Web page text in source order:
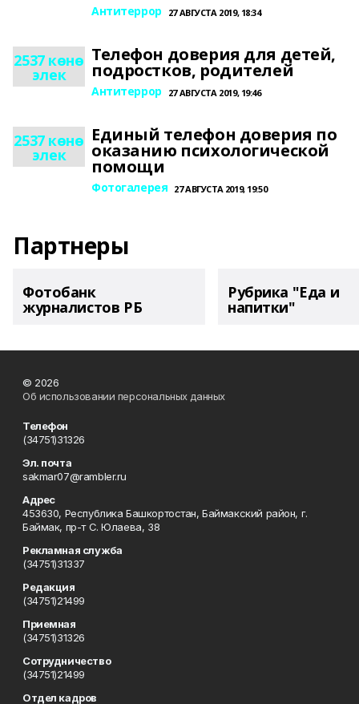
Антитеррор 27 АВГУСТА 2019, 18:34
2537 көнө
элек
Телефон доверия для детей,
подростков, родителей
Антитеррор 27 АВГУСТА 2019, 19:46
2537 көнө
элек
Единый телефон доверия по
оказанию психологической
помощи
Фотогалерея 27 АВГУСТА 2019, 19:50
Партнеры
Фотобанк
журналистов РБ
Рубрика "Еда и
напитки"
© 2026
Об использовании персональных данных
Телефон
(34751)31326
Эл. почта
sakmar07@rambler.ru
Адрес
453630, Республика Башкортостан, Баймакский район, г.
Баймак, пр-т С. Юлаева, 38
Рекламная служба
(34751)31337
Редакция
(34751)21499
Приемная
(34751)31326
Сотрудничество
(34751)21499
Отдел кадров